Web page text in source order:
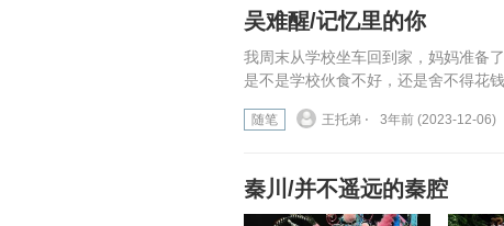
吴难醒/记忆里的你
我周末从学校坐车回到家，妈妈准备
是不是学校伙食不好，还是舍不得花
随笔 王托弟 ⋅ 3年前 (2023-12-06)
秦川/并不遥远的秦腔